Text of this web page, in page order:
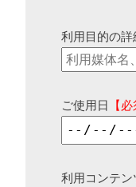
利用目的の詳
ご使用日 【必
利用コンテン